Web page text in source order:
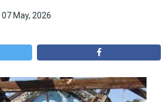
07 May, 2026